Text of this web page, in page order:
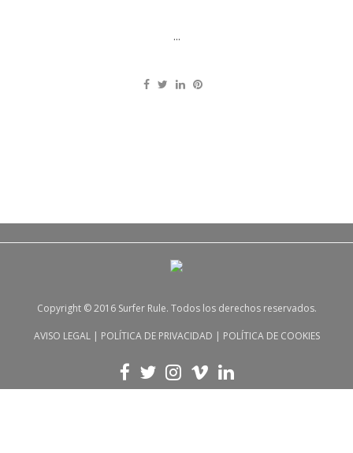
...
Copyright © 2016 Surfer Rule. Todos los derechos reservados.
AVISO LEGAL| POLÍTICA DE PRIVACIDAD | POLÍTICA DE COOKIES